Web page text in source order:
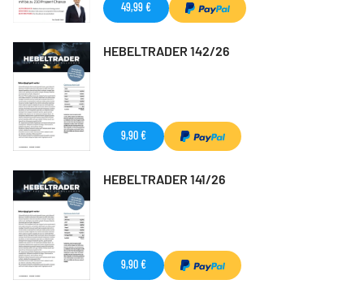
49,99 €
HEBELTRADER 142/26
9,90 €
HEBELTRADER 141/26
9,90 €